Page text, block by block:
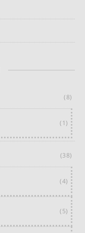
(8)
(1)
(38)
(4)
(5)